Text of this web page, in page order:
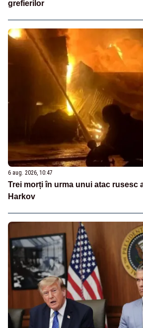
grefierilor
6 aug. 2026, 10:47
Trei morți în urma unui atac rusesc
Harkov